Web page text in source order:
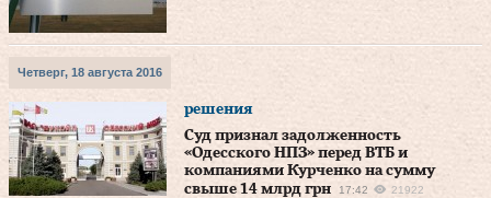
Четверг, 18 августа 2016
решения
Суд признал задолженность
«Одесского НПЗ» перед ВТБ и
компаниями Курченко на сумму
свыше 14 млрд грн
17:42 21922